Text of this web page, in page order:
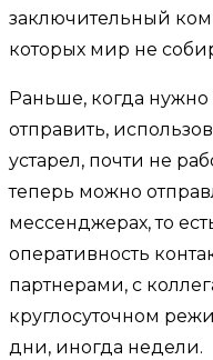
заключительный
которых мир не
Раньше, когда нужно
отправить,
устарел, почти не
теперь можно
мессенджерах, то
оперативность
партнерами, с
круглосуточном
дни, иногда недели.